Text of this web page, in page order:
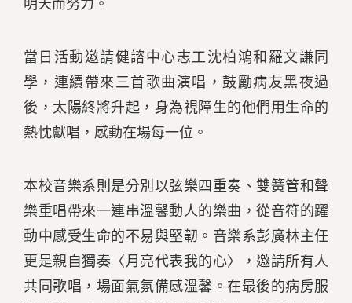
明天而努力。
當日活動邀請健諮中心志工沈柏鴻和羅文謙同
學，連續帶來三首歌曲演唱，鼓勵病友黑夜過
後，太陽終將升起，身為視障生的他們用生命的
熱忱獻唱，感動在場每一位。
本校音樂系則是分別以弦樂四重奏、雙簧管和聲
樂重唱帶來一連串溫馨動人的樂曲，從音符的躍
動中感受生命的不易與堅韌。音樂系彭廣林主任
更是親自獨奏〈月亮代表我的心〉，邀請所有人
共同歌唱，場面氣氛備感溫馨。在最後的病房服